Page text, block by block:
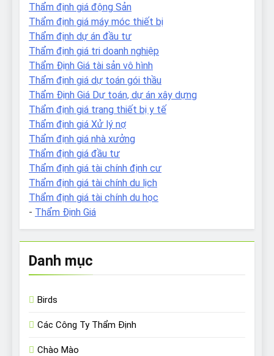
Thẩm định giá động Sản
Thẩm định giá máy móc thiết bị
Thẩm định dự án đầu tư
Thẩm định giá tri doanh nghiệp
Thẩm Định Giá tài sản vô hình
Thẩm định giá dự toán gói thầu
Thẩm Định Giá Dự toán, dự án xây dựng
Thẩm định giá trang thiết bị y tế
Thẩm định giá Xử lý nợ
Thẩm định giá nhà xưởng
Thẩm định giá đầu tư
Thẩm định giá tài chính định cư
Thẩm định giá tài chính du lịch
Thẩm định giá tài chính du học
- Thẩm Định Giá
Danh mục
Birds
Các Công Ty Thẩm Định
Chào Mào